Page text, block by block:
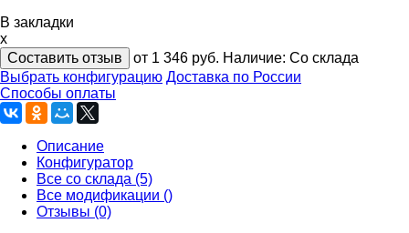
В закладки
x
Составить отзыв
от 1 346 руб. Наличие: Со склада
Выбрать конфигурацию Доставка по России
Способы оплаты
Описание
Конфигуратор
Все со склада (5)
Все модификации ()
Отзывы (0)